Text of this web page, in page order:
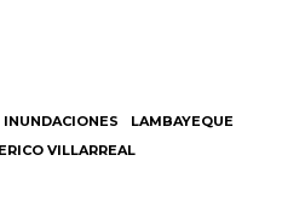
INUNDACIONES
LAMBAYEQUE
VILLARREAL